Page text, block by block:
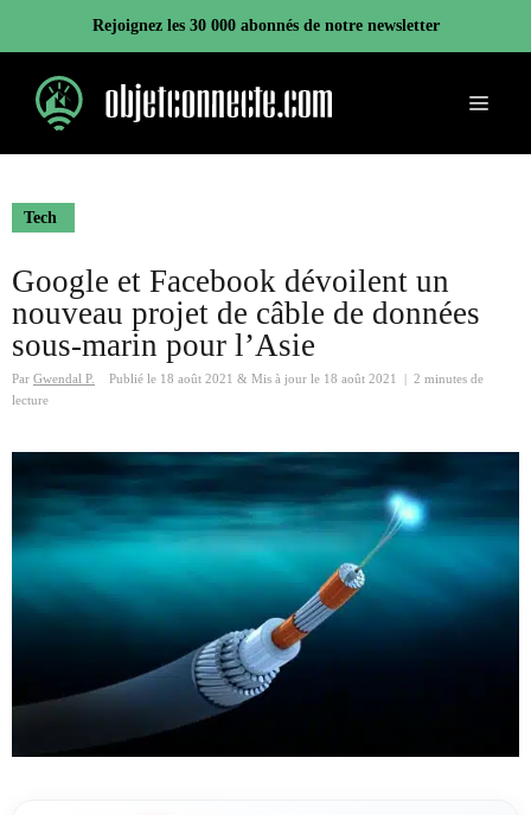
contenu
Rejoignez les 30 000 abonnés de notre newsletter
Menu
Tech
Google et Facebook dévoilent un
nouveau projet de câble de données
sous-marin pour l’Asie
Par Gwendal P. Publié le 18 août 2021 & Mis à jour le 18 août 2021
2 minutes de
lecture